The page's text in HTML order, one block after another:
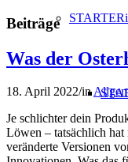
Beiträge
Was der
18. April 2022/in
Je schlichter dein
Löwen – tatsächlich hat
veränderte Versionen